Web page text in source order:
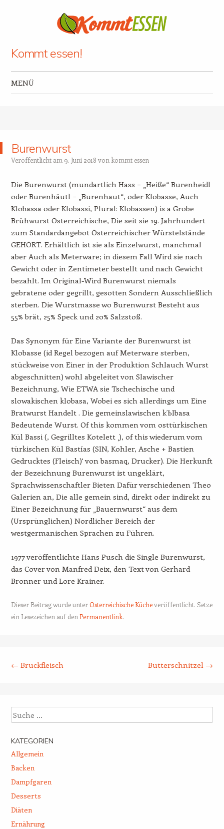
Kommt essen!
MENÜ
Burenwurst
Veröffentlicht am 9. Juni 2018 von kommt essen
Die Burenwurst (mundartlich Hass = „Heiße“ Burenheidl
oder Burenhäutl = „Burenhaut“, oder Klobasse, Auch
Klobassa oder Klobassi, Plural: Klobassen) is a Grobe
Brühwurst Österreichische, Die seit sie 19. Jahrhundert
zum Standardangebot Österreichischer Würstelstände
GEHÖRT. Erhältlich ist sie als Einzelwurst, manchmal
aber Auch als Meterware; in diesem Fall Wird sie nach
Gewicht oder in Zentimeter bestellt und nach Gewicht
bezahlt. Im Original-Wird Burenwurst niemals
gebratene oder gegrillt, gesotten Sondern Ausschließlich
sterben. Die Wurstmasse wo Burenwurst Besteht aus
55% brät, 25% Speck und 20% Salzstoß.
Das Synonym für Eine Variante der Burenwurst ist
Klobasse (id Regel bezogen auf Meterware sterben,
stückweise von Einer in der Produktion Schlauch Wurst
abgeschnitten) wohl abgeleitet von Slawischer
Bezeichnung, Wie ETWA sie Tschechische und
slowakischen klobasa, Wobei es sich allerdings um Eine
Bratwurst Handelt . Die gemeinslawischen kЪlbasa
Bedeutende Wurst. Of this kommen vom osttürkischen
Kül Bassi (, Gegrilltes Kotelett ‚), of this wiederum vom
türkischen Kül Bastías (SIN, Kohler, Asche + Bastien
Gedrucktes (Fleisch)‘ von basmaq, Drucker). Die Herkunft
der Bezeichnung Burenwurst ist ungeklärt,
Sprachwissenschaftler Bieten Dafür verschiedenen Theo
Galerien an, Die alle gemein sind, direkt oder indirekt zu
Einer Bezeichnung für „Bauernwurst“ aus dem
(Ursprünglichen) Nordlicher Bereich der
westgermanischen Sprachen zu Führen.
1977 veröffentlichte Hans Pusch die Single Burenwurst,
das Cover von Manfred Deix, den Text von Gerhard
Bronner und Lore Krainer.
Dieser Beitrag wurde unterÖsterreichische Kücheveröffentlicht. Setze
ein Lesezeichen auf den Permanentlink.
← Bruckfleisch Butterschnitzel →
Suche
KATEGORIEN
Allgemein
Backen
Dampfgaren
Desserts
Diäten
Ernährung